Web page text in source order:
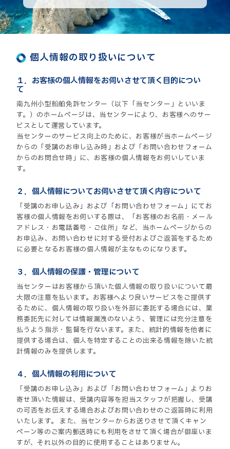
個人情報の取り扱いについて
１．お客様の個人情報をお伺いさせて頂く目的につい
て
南九州小型船舶免許センター（以下「当センター」といいま
す。）のホームページは、当センターにより、お客様へのサー
ビスとして運営しています。
当センターのサービス向上のために、お客様が当ホームページ
からの「受講のお申し込み時」および「お問い合わせフォーム
からのお問合せ時」に、お客様の個人情報をお伺いしていま
す。
２．個人情報についてお伺いさせて頂く内容について
「受講のお申し込み」および「お問い合わせフォーム」にてお
客様の個人情報をお伺いする際は、「お客様のお名前・メール
アドレス・お電話番号・ご住所」など、当ホームページからの
お申込み、お問い合わせに対する受付およびご返答をするため
に必要となるお客様の個人情報が主なものになります。
３．個人情報の保護・管理について
当センターはお客様から頂いた個人情報の取り扱いについて最
大限の注意を払います。お客様へより良いサービスをご提供す
るために、個人情報の取り扱いを外部に委託する場合には、業
務委託先に対しては情報漏洩のないよう、管理には充分注意を
払うよう指示・監督を行ないます。また、統計的情報を他者に
提供する場合は、個人を特定することの出来る情報を除いた統
計情報のみを提供します。
４．個人情報の利用について
「受講のお申し込み」および「お問い合わせフォーム」よりお
寄せ頂いた情報は、受講内容等を担当スタッフが把握し、受講
の可否をお伝えする場合およびお問い合わせのご返答時に利用
いたします。 また、当センターからお送りさせて頂くキャン
ペーン等のご案内郵送時にも利用をさせて頂く場合が御座いま
すが、それ以外の目的に使用することはありません。